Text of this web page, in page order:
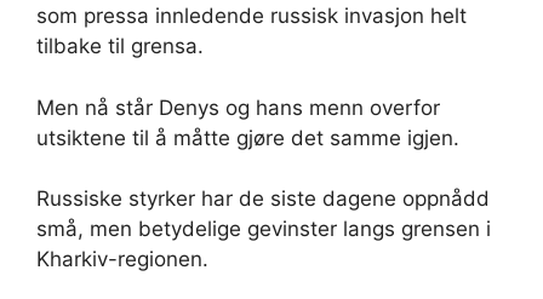
som pressa innledende russisk invasjon helt
tilbake til grensa.
Men nå står Denys og hans menn overfor
utsiktene til å måtte gjøre det samme igjen.
Russiske styrker har de siste dagene oppnådd
små, men betydelige gevinster langs grensen i
Kharkiv-regionen.